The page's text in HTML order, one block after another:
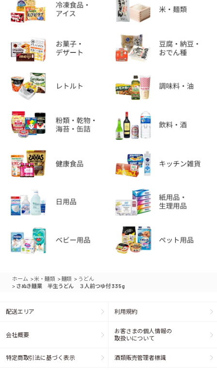
ホーム >米・麺類 >麺類 > うどん
> さぬき麺業 半生うどん ３人前つゆ付 335g
配送エリア 利用規約
会社概要
お客さまの個人情報の
取扱いについて
特定商取引法に基づく表示 酒類販売管理者標識